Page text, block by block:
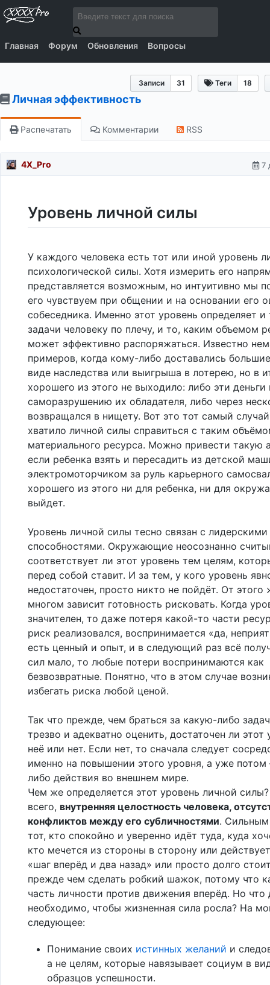
Главная Форум Обновления Вопросы
Записи 31 Теги 18
Личная эффективность
Распечатать Комментарии RSS
4X_Pro 7
Уровень личной силы
У каждого человека есть тот или иной уровень
психологической силы. Хотя измерить его
представляется возможным, но интуитивно мы
его чувствуем при общении и на основании его
собеседника. Именно этот уровень определяет и
задачи человеку по плечу, и то, каким объемом
может эффективно распоряжаться. Известно
примеров, когда кому-либо доставались
виде наследства или выигрыша в лотерею, но в
хорошего из этого не выходило: либо эти
саморазрушению их обладателя, либо через
возвращался в нищету. Вот это тот самый
хватило личной силы справиться с таким
материального ресурса. Можно привести такую
если ребенка взять и пересадить из детской
электромоторчиком за руль карьерного
хорошего из этого ни для ребенка, ни для
выйдет.
Уровень личной силы тесно связан с лидерскими
способностями. Окружающие неосознанно
соответствует ли этот уровень тем целям,
перед собой ставит. И за тем, у кого уровень
недостаточен, просто никто не пойдёт. От этого
многом зависит готовность рисковать. Когда
значителен, то даже потеря какой-то части
риск реализовался, воспринимается «да,
есть ценный и опыт, и в следующий раз всё
сил мало, то любые потери воспринимаются как
безвозвратные. Понятно, что в этом случае
избегать риска любой ценой.
Так что прежде, чем браться за какую-либо
трезво и адекватно оценить, достаточен ли этот
неё или нет. Если нет, то сначала следует
именно на повышении этого уровня, а уже
либо действия во внешнем мире.
Чем же определяется этот уровень личной
всего, внутренняя целостность человека,
конфликтов между его субличностями. Сильным
тот, кто спокойно и уверенно идёт туда, куда
кто мечется из стороны в сторону или
«шаг вперёд и два назад» или просто долго
прежде чем сделать робкий шажок, потому что
часть личности против движения вперёд. Но что
необходимо, чтобы жизненная сила росла? На
следующее:
Понимание своих истинных желаний и
а не целям, которые навязывает социум в
образцов успешности.